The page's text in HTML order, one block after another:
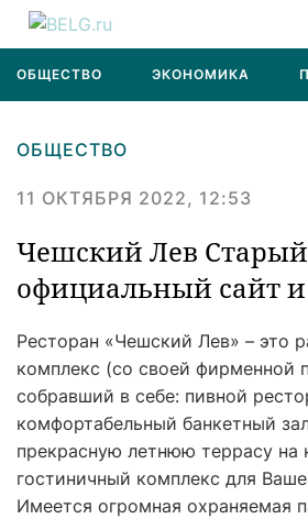
ОБЩЕСТВО ЭКОНОМИКА
ОБЩЕСТВО
11 ОКТЯБРЯ 2022, 12:53
Чешский Лев
официальный сайт и
Ресторан «Чешский Лев» – это
комплекс (со своей фирменной
собравший в себе: пивной
комфортабельный банкетный
прекрасную летнюю террасу
гостиничный комплекс для
Имеется огромная охраняемая